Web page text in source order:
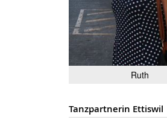
Ruth
Tanzpartnerin Ettiswil